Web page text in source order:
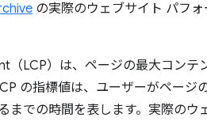
の実際のウェブサイト パフ
LCP）は、ページの最大コンテ
の指標値は、ユーザーがページ
までの時間を表します。実際のウ